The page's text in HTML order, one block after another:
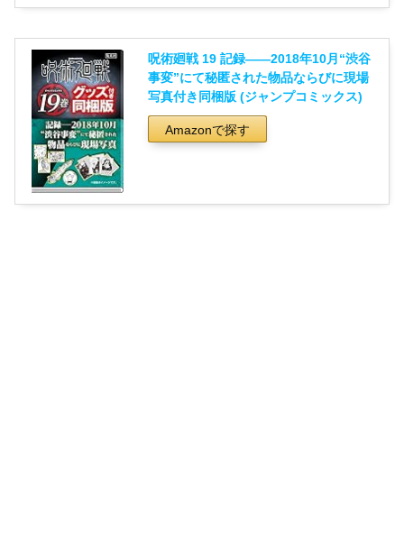
呪術廻戦 19 記録――2018年10月“渋谷
事変”にて秘匿された物品ならびに現場
写真付き同梱版 (ジャンプコミックス)
Amazonで探す